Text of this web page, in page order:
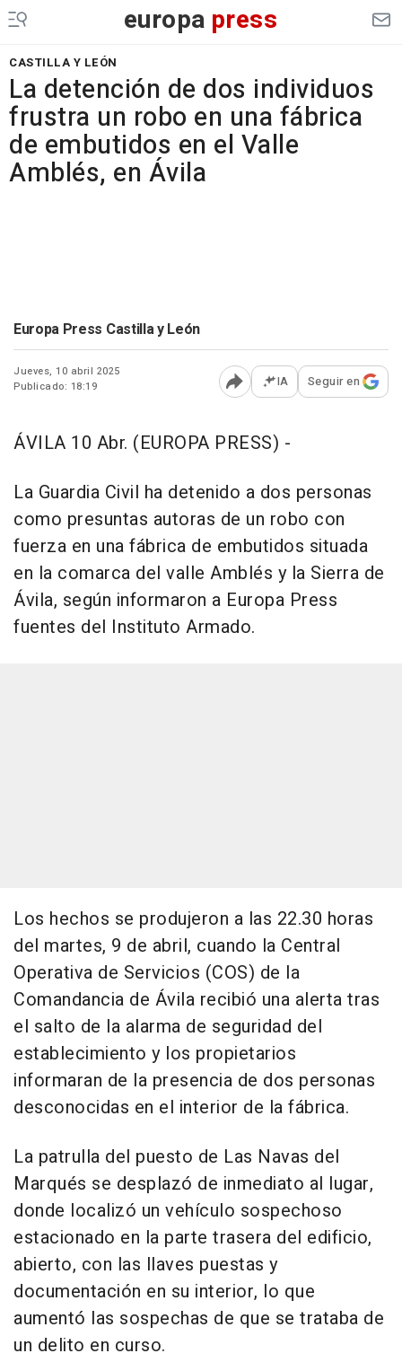
europa press
CASTILLA Y LEÓN
La detención de dos individuos
frustra un robo en una fábrica
de embutidos en el Valle
Amblés, en Ávila
Europa Press Castilla y León
Jueves, 10 abril 2025
Publicado: 18:19
Abrir opciones para
IA Seguir en
ÁVILA 10 Abr. (EUROPA PRESS) -
La Guardia Civil ha detenido a dos personas
como presuntas autoras de un robo con
fuerza en una fábrica de embutidos situada
en la comarca del valle Amblés y la Sierra de
Ávila, según informaron a Europa Press
fuentes del Instituto Armado.
Los hechos se produjeron a las 22.30 horas
del martes, 9 de abril, cuando la Central
Operativa de Servicios (COS) de la
Comandancia de Ávila recibió una alerta tras
el salto de la alarma de seguridad del
establecimiento y los propietarios
informaran de la presencia de dos personas
desconocidas en el interior de la fábrica.
La patrulla del puesto de Las Navas del
Marqués se desplazó de inmediato al lugar,
donde localizó un vehículo sospechoso
estacionado en la parte trasera del edificio,
abierto, con las llaves puestas y
documentación en su interior, lo que
aumentó las sospechas de que se trataba de
un delito en curso.